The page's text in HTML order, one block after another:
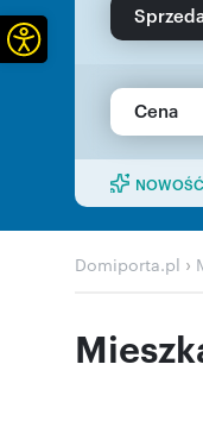
Cena
NOWOŚĆ
Domiporta.pl ›
Otwórz pasek narzędzi